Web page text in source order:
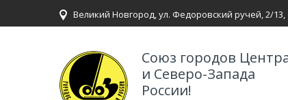
Великий Новгород, ул. Федоровский ручей, 2/13,
Союз городов
и Северо-Запада
России!